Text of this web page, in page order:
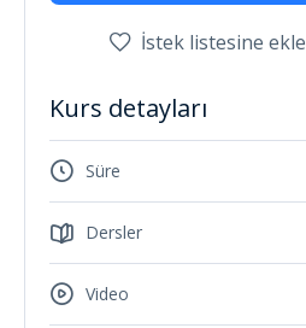
İstek listesine ekle
Kurs detayları
Süre
Dersler
Video